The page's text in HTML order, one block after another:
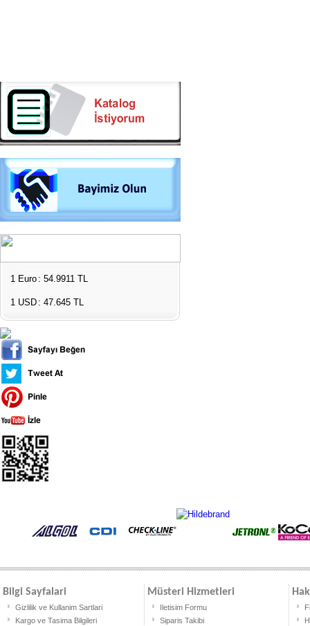
1 Euro : 54.9911 TL
1 USD : 47.645 TL
Bilgi Sayfalari
Gizlilik ve Kullanim Sartlari
Kargo ve Tasima Bilgileri
Müsteri Hizmetleri
Iletisim Formu
Siparis Takibi